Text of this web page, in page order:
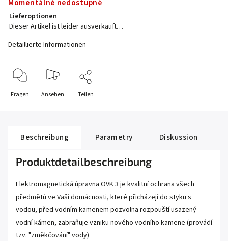
Momentálně nedostupné
Lieferoptionen
Dieser Artikel ist leider ausverkauft…
Detaillierte Informationen
Fragen Ansehen Teilen
Beschreibung Parametry Diskussion
Produktdetailbeschreibung
Elektromagnetická úpravna OVK 3 je kvalitní ochrana všech
předmětů ve Vaší domácnosti, které přicházejí do styku s
vodou, před vodním kamenem pozvolna rozpouští usazený
vodní kámen, zabraňuje vzniku nového vodního kamene (provádí
tzv. "změkčování" vody)